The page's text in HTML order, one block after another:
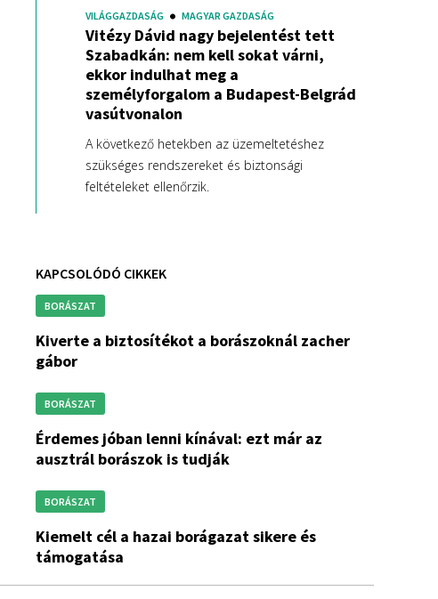
VILÁGGAZDASÁG MAGYAR GAZDASÁG
Vitézy Dávid nagy bejelentést tett
Szabadkán: nem kell sokat várni,
ekkor indulhat meg a
személyforgalom a Budapest-Belgrád
vasútvonalon
A következő hetekben az üzemeltetéshez
szükséges rendszereket és biztonsági
feltételeket ellenőrzik.
KAPCSOLÓDÓ CIKKEK
BORÁSZAT
kiverte a biztosítékot a borászoknál zacher
gábor
BORÁSZAT
érdemes jóban lenni kínával: ezt már az
ausztrál borászok is tudják
BORÁSZAT
kiemelt cél a hazai borágazat sikere és
támogatása